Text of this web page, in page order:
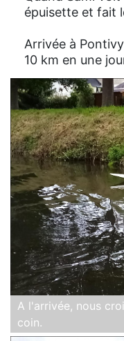
épuisette et fait
Arrivée à
10 km en une
A l'arrivée, nous
coin.